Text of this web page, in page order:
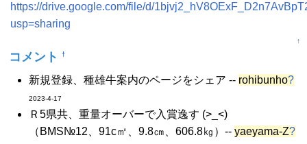
https://drive.google.com/file/d/
usp=sharing
↑
コメント †
新規登録、種雄牛案内のページをシェア -- rohibunho?
2023-4-17
Ｒ5県共、重量オーバーで入賞逸す (>_<)
（BMS№12、91c㎡、9.8㎝、606.8㎏）-- yaeyama-Z?